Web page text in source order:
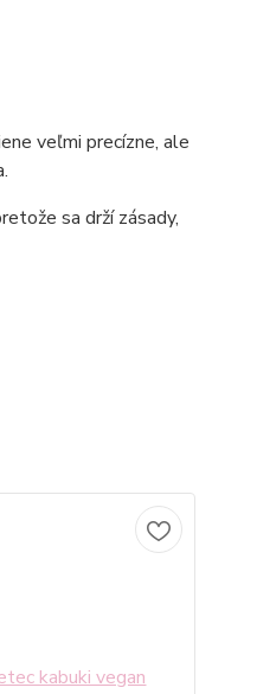
veľmi precízne, ale
sa drží zásady,